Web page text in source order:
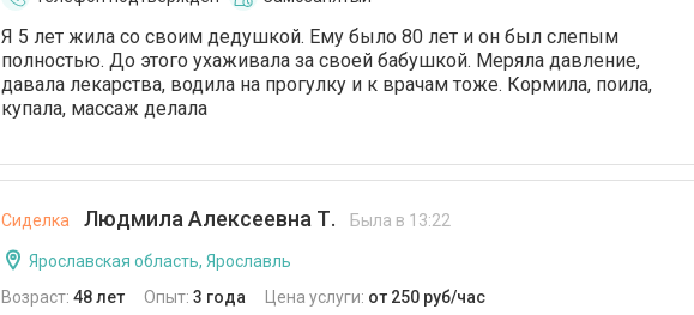
Я 5 лет жила со своим дедушкой. Ему было 80 лет и он был слепым
полностью. До этого ухаживала за своей бабушкой. Меряла давление,
давала лекарства, водила на прогулку и к врачам тоже. Кормила, поила,
купала, массаж делала
Сиделка Людмила Алексеевна Т. Была в 13:22
Ярославская область, Ярославль
Возраст: 48 лет Опыт: 3 года Цена услуги: от 250 руб/час